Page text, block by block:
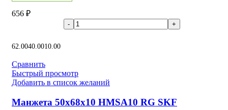
656 ₽
62.0040.0010.00
Сравнить
Быстрый просмотр
Добавить в список желаний
Манжета 50x68x10 HMSA10 RG SKF